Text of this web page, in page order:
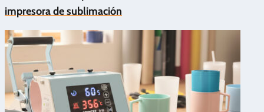
impresora de sublimación